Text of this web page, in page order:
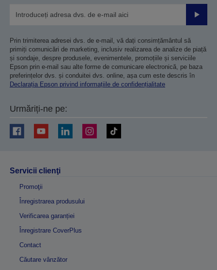
Prin trimiterea adresei dvs. de e-mail, vă dați consimțământul să
primiți comunicări de marketing, inclusiv realizarea de analize de piață
și sondaje, despre produsele, evenimentele, promoțiile și serviciile
Epson prin e-mail sau alte forme de comunicare electronică, pe baza
preferințelor dvs. și conduitei dvs. online, așa cum este descris în
Declarația Epson privind informațiile de confidențialitate
Urmăriți-ne pe:
Servicii clienţi
Promoţii
Înregistrarea produsului
Verificarea garanției
Înregistrare CoverPlus
Contact
Căutare vânzător